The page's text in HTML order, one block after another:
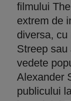
filmului
extrem de
diversa, cu
Streep
vedete
Alexander
publicului